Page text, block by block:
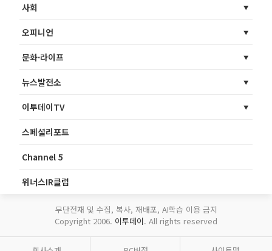
사회
오피니언
문화·라이프
뉴스발전소
이투데이TV
스페셜리포트
Channel 5
위너스IR클럽
무단전재 및 수집, 복사, 재배포, AI학습 이용 금지
Copyright 2006. 이투데이. All rights reserved